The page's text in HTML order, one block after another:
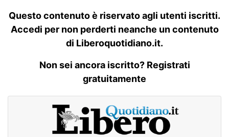
Questo contenuto è riservato agli utenti iscritti.
Accedi per non perderti neanche un contenuto
di Liberoquotidiano.it.
Non sei ancora iscritto? Registrati
gratuitamente